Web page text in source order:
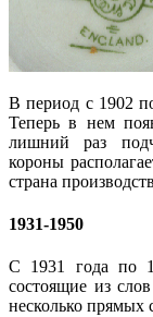
В период с 1902
Теперь в нем
лишний раз
короны
страна
1931-1950
С 1931 года по
состоящие из
несколько прямых